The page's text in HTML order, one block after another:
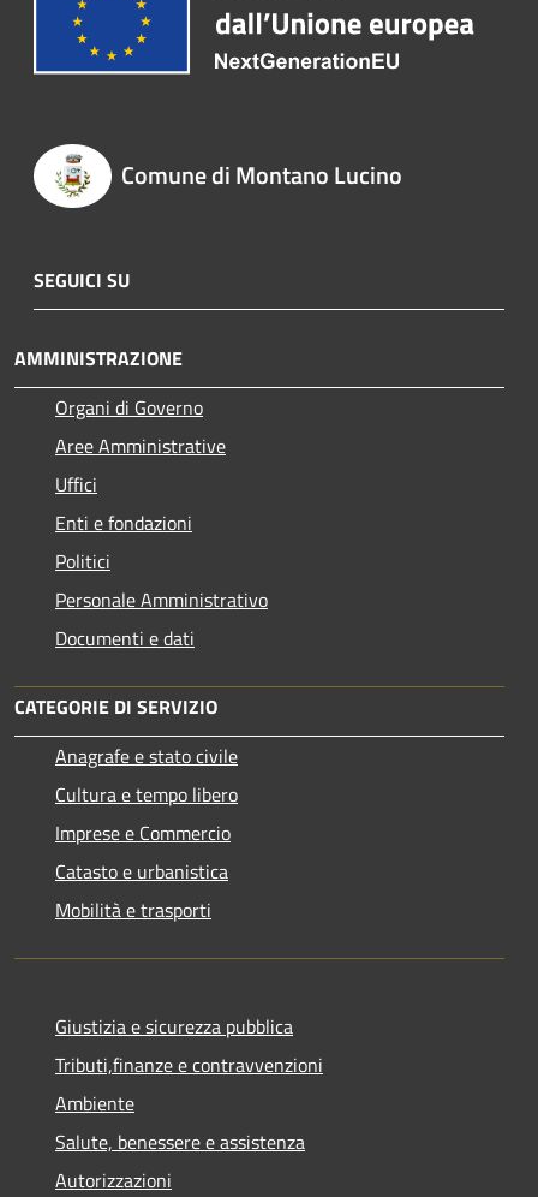
Comune di Montano Lucino
SEGUICI SU
AMMINISTRAZIONE
Organi di Governo
Aree Amministrative
Uffici
Enti e fondazioni
Politici
Personale Amministrativo
Documenti e dati
CATEGORIE DI SERVIZIO
Anagrafe e stato civile
Cultura e tempo libero
Imprese e Commercio
Catasto e urbanistica
Mobilità e trasporti
Giustizia e sicurezza pubblica
Tributi,finanze e contravvenzioni
Ambiente
Salute, benessere e assistenza
Autorizzazioni